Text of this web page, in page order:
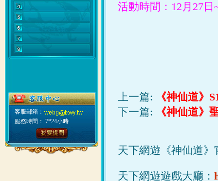
客服郵箱：
服務時間： 7*24小時
活動時間：12月27日
上一篇:
《神仙道》
下一篇:
《神仙道》
天下網遊《神仙道》
天下網遊遊戲大廳：